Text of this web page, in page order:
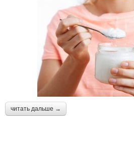
читать дальше →